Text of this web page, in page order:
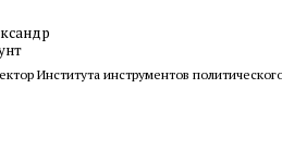
Института инструментов